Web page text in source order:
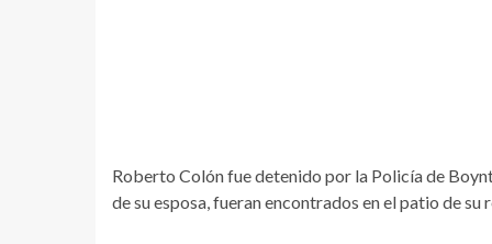
Roberto Colón fue detenido por la Policía de
de su esposa, fueran encontrados en el patio de su